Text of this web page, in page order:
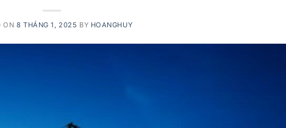
ON 8 THÁNG 1, 2025 BY HOANGHUY